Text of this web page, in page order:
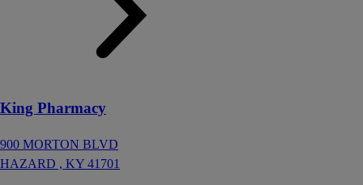
King Pharmacy
900 MORTON BLVD
HAZARD , KY 41701